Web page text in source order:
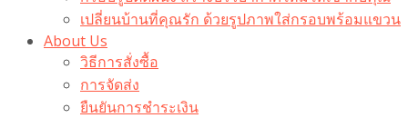
เปลี่ยนบ้านที่คุณรัก ด้วยรูปภาพใส่กรอบพร้อมแขวน​
About Us
วิธีการสั่งซื้อ
การจัดส่ง
ยืนยันการชำระเงิน